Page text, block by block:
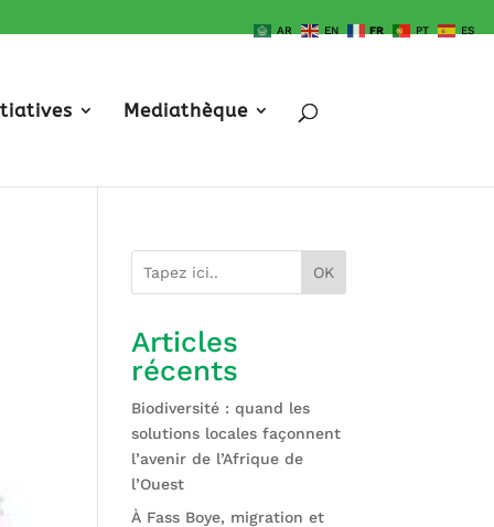
Mediathèque
OK
Articles
récents
Biodiversité : quand les
solutions locales façonnent
l’avenir de l’Afrique de
l’Ouest
À Fass Boye, migration et
AR EN FR PT ES